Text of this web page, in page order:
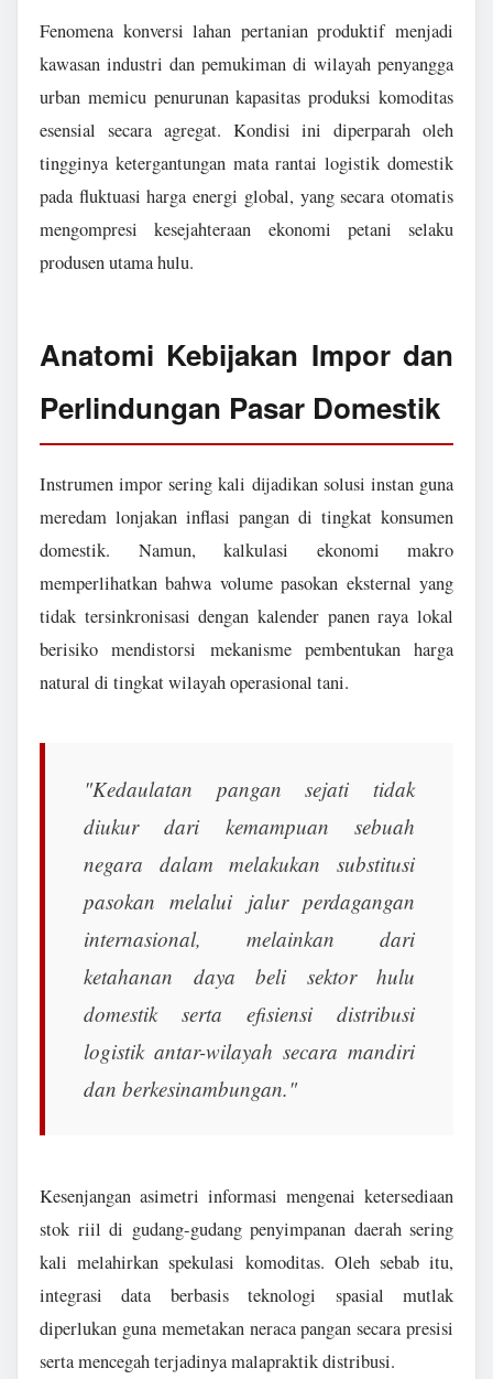
Fenomena konversi lahan pertanian produktif menjadi
kawasan industri dan pemukiman di wilayah penyangga
urban memicu penurunan kapasitas produksi komoditas
esensial secara agregat. Kondisi ini diperparah oleh
tingginya ketergantungan mata rantai logistik domestik
pada fluktuasi harga energi global, yang secara otomatis
mengompresi kesejahteraan ekonomi petani selaku
produsen utama hulu.
Anatomi Kebijakan Impor dan
Perlindungan Pasar Domestik
Instrumen impor sering kali dijadikan solusi instan guna
meredam lonjakan inflasi pangan di tingkat konsumen
domestik. Namun, kalkulasi ekonomi makro
memperlihatkan bahwa volume pasokan eksternal yang
tidak tersinkronisasi dengan kalender panen raya lokal
berisiko mendistorsi mekanisme pembentukan harga
natural di tingkat wilayah operasional tani.
"Kedaulatan pangan sejati tidak
diukur dari kemampuan sebuah
negara dalam melakukan substitusi
pasokan melalui jalur perdagangan
internasional, melainkan dari
ketahanan daya beli sektor hulu
domestik serta efisiensi distribusi
logistik antar-wilayah secara mandiri
dan berkesinambungan."
Kesenjangan asimetri informasi mengenai ketersediaan
stok riil di gudang-gudang penyimpanan daerah sering
kali melahirkan spekulasi komoditas. Oleh sebab itu,
integrasi data berbasis teknologi spasial mutlak
diperlukan guna memetakan neraca pangan secara presisi
serta mencegah terjadinya malapraktik distribusi.